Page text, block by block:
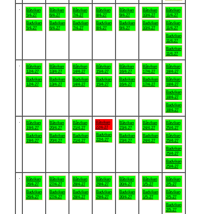
Båtviken
5/4-27
Badviken
5/4-27
Båtviken
6/4-27
Badviken
6/4-27
Båtviken
7/4-27
Badviken
7/4-27
Båtviken
8/4-27
Badviken
8/4-27
Båtviken
9/4-27
Badviken
9/4-27
Båtviken
10/4-27
Badviken
10/4-27
Båtviken
11/4-27
Båtviken
11/4-27
Badviken
11/4-27
Badviken
11/4-27
Båtviken
12/4-27
Badviken
12/4-27
Båtviken
13/4-27
Badviken
13/4-27
Båtviken
14/4-27
Badviken
14/4-27
Båtviken
15/4-27
Badviken
15/4-27
Båtviken
16/4-27
Badviken
16/4-27
Båtviken
17/4-27
Badviken
17/4-27
Båtviken
18/4-27
Båtviken
18/4-27
Badviken
18/4-27
Badviken
18/4-27
Båtviken
19/4-27
Badviken
19/4-27
Båtviken
20/4-27
Badviken
20/4-27
Båtviken
21/4-27
Badviken
21/4-27
Båtviken
22/4-27
Badviken
22/4-27
Båtviken
23/4-27
Badviken
23/4-27
Båtviken
24/4-27
Badviken
24/4-27
Båtviken
25/4-27
Båtviken
25/4-27
Badviken
25/4-27
Badviken
25/4-27
Båtviken
26/4-27
Badviken
26/4-27
Båtviken
27/4-27
Badviken
27/4-27
Båtviken
28/4-27
Badviken
28/4-27
Båtviken
29/4-27
Badviken
29/4-27
Båtviken
30/4-27
Badviken
30/4-27
Båtviken
1/5-27
Badviken
1/5-27
Båtviken
2/5-27
Båtviken
2/5-27
Badviken
2/5-27